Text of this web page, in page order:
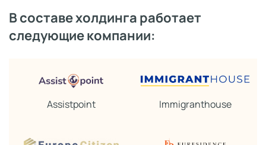
В составе холдинга работает
следующие компании:
Assistpoint Immigranthouse